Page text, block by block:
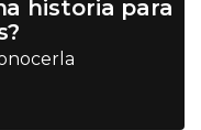
historia para